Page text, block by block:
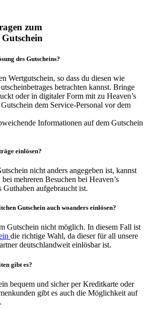
zum
Gutschein
des Gutscheins?
Wertgutschein, so dass du diesen wie
betrachten kannst. Bringe
oder in digitaler Form mit zu Heaven’s
dem Service-Personal vor dem
Informationen auf dem Gutschein
einlösen?
nicht anders angegeben ist, kannst
mehreren Besuchen bei Heaven’s
aufgebraucht ist.
Gutschein auch woanders einlösen?
Gutschein nicht möglich. In diesem Fall ist
die richtige Wahl, da dieser für all unsere
deutschlandweit einlösbar ist.
gibt es?
bequem und sicher per Kreditkarte oder
gibt es auch die Möglichkeit auf